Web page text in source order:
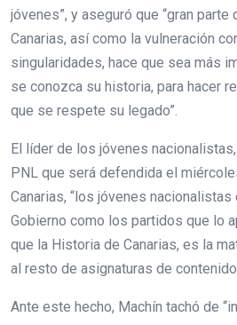
jóvenes”, y aseguró que “gran
Canarias, así como la vulneración
singularidades, hace que sea más
se conozca su historia, para hacer
que se respete su legado”.
El líder de los jóvenes
PNL que será defendida el
Canarias, “los jóvenes
Gobierno como los partidos que lo
que la Historia de Canarias, es la
al resto de asignaturas de
Ante este hecho, Machín tachó de